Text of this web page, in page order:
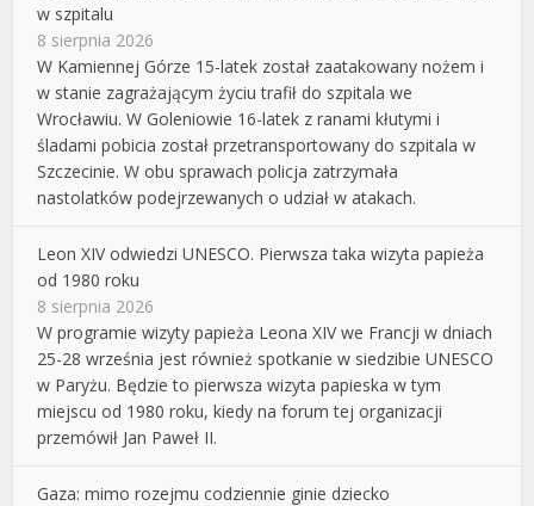
w szpitalu
8 sierpnia 2026
W Kamiennej Górze 15-latek został zaatakowany nożem i
w stanie zagrażającym życiu trafił do szpitala we
Wrocławiu. W Goleniowie 16-latek z ranami kłutymi i
śladami pobicia został przetransportowany do szpitala w
Szczecinie. W obu sprawach policja zatrzymała
nastolatków podejrzewanych o udział w atakach.
Leon XIV odwiedzi UNESCO. Pierwsza taka wizyta papieża
od 1980 roku
8 sierpnia 2026
W programie wizyty papieża Leona XIV we Francji w dniach
25-28 września jest również spotkanie w siedzibie UNESCO
w Paryżu. Będzie to pierwsza wizyta papieska w tym
miejscu od 1980 roku, kiedy na forum tej organizacji
przemówił Jan Paweł II.
Gaza: mimo rozejmu codziennie ginie dziecko